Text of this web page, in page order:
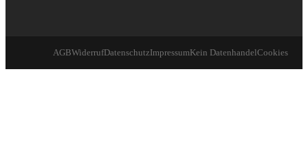
AGBWiderrufDatenschutzImpressumKein DatenhandelCookies